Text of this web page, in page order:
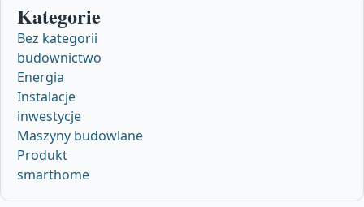
Kategorie
Bez kategorii
budownictwo
Energia
Instalacje
inwestycje
Maszyny budowlane
Produkt
smarthome